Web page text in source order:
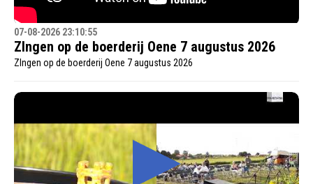
07-08-2026 23:10:55
ZIngen op de boerderij Oene 7 augustus 2026
ZIngen op de boerderij Oene 7 augustus 2026